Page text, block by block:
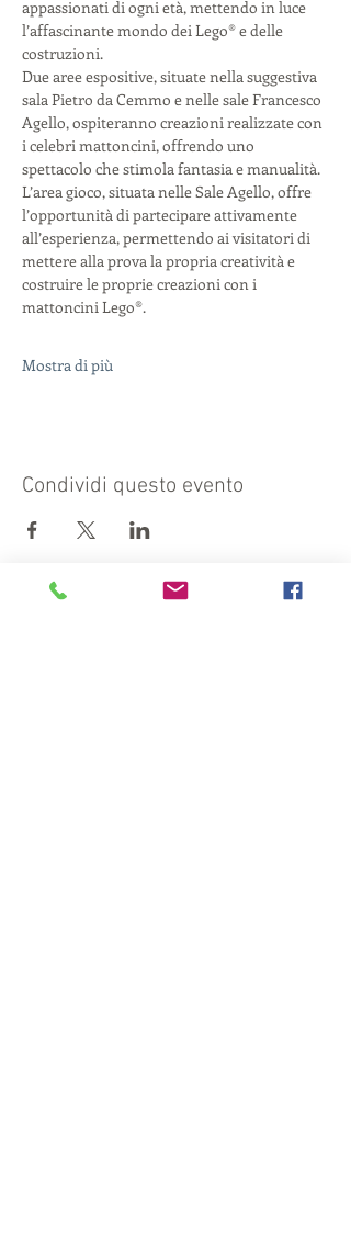
appassionati di ogni età, mettendo in luce
l’affascinante mondo dei Lego® e delle
costruzioni.
Due aree espositive, situate nella suggestiva
sala Pietro da Cemmo e nelle sale Francesco
Agello, ospiteranno creazioni realizzate con
i celebri mattoncini, offrendo uno
spettacolo che stimola fantasia e manualità.
L’area gioco, situata nelle Sale Agello, offre
l’opportunità di partecipare attivamente
all’esperienza, permettendo ai visitatori di
mettere alla prova la propria creatività e
costruire le proprie creazioni con i
mattoncini Lego®.
Mostra di più
Condividi questo evento